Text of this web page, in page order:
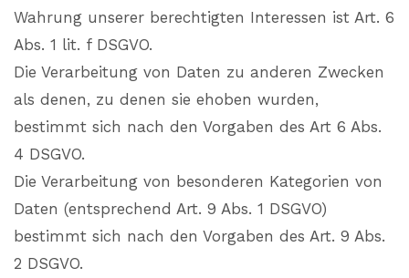
Wahrung unserer berechtigten Interessen ist Art. 6
Abs. 1 lit. f DSGVO.
Die Verarbeitung von Daten zu anderen Zwecken
als denen, zu denen sie ehoben wurden,
bestimmt sich nach den Vorgaben des Art 6 Abs.
4 DSGVO.
Die Verarbeitung von besonderen Kategorien von
Daten (entsprechend Art. 9 Abs. 1 DSGVO)
bestimmt sich nach den Vorgaben des Art. 9 Abs.
2 DSGVO.